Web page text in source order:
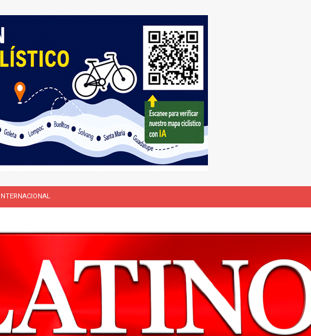
INTERNACIONAL
Brasil 1 – Colombia 1 DEPORTE
a ley de Texas que permite a la policía detener a migrantes
la mayor nevada en lo que va del año en California NACIONALES
construcción del salón de baile de Trump en la Casa Blanca por falta de aval